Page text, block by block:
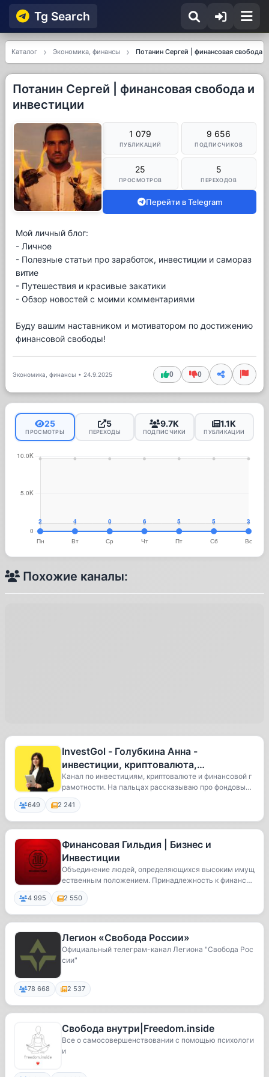
Tg Searсh
Каталог Экономика, финансы Потанин Сергей | финансовая свобода
Потанин Сергей | финансовая свобода и
инвестиции
1 079
ПУБЛИКАЦИЙ
9 656
ПОДПИСЧИКОВ
25
ПРОСМОТРОВ
5
ПЕРЕХОДОВ
Перейти в Telegram
Мой личный блог:
- Личное
- Полезные статьи про заработок, инвестиции и самораз
витие
- Путешествия и красивые закатики
- Обзор новостей с моими комментариями
Буду вашим наставником и мотиватором по достижению
финансовой свободы!
Экономика, финансы • 24.9.2025 0 0
25
ПРОСМОТРЫ
5
ПЕРЕХОДЫ
9.7K
ПОДПИСЧИКИ
1.1K
ПУБЛИКАЦИИ
Похожие каналы:
InvestGol - Голубкина Анна -
инвестиции, криптовалюта,
финансовая грамотность
Канал по инвестициям, криптовалюте и финансовой г
рамотности. На пальцах рассказываю про фондовый
...
649 2 241
Финансовая Гильдия | Бизнес и
Инвестиции
Объединение людей, определяющихся высоким имущ
ественным положением. Принадлежность к финансов
ой г...
4 995 2 550
Легион «Свобода России»
Официальный телеграм-канал Легиона "Свобода Рос
сии"
78 668 2 537
Свобода внутри|Freedom.inside
Все о самосовершенствовании с помощью психологи
и